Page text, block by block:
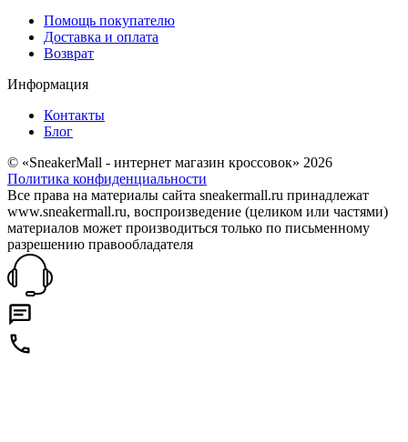
Помощь покупателю
Доставка и оплата
Возврат
Информация
Контакты
Блог
© «SneakerMall - интернет магазин кроссовок» 2026
Политика конфиденциальности
Все права на материалы сайта sneakermall.ru принадлежат
www.sneakermall.ru, воспроизведение (целиком или частями)
материалов может производиться только по письменному
разрешению правообладателя